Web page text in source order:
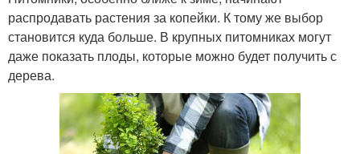
распродавать растения за копейки. К тому же выбор
становится куда больше. В крупных питомниках могут
даже показать плоды, которые можно будет получить с
дерева.